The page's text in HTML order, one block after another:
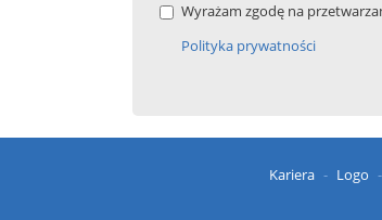
Wyrażam zgodę na
Polityka prywatności
Kariera Logo